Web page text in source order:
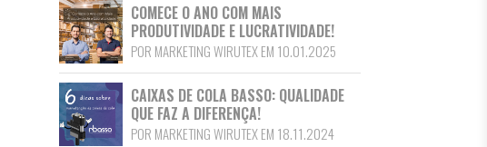
COMECE O ANO COM MAIS
PRODUTIVIDADE E LUCRATIVIDADE!
POR MARKETING WIRUTEX EM 10.01.2025
CAIXAS DE COLA BASSO: QUALIDADE
QUE FAZ A DIFERENÇA!
POR MARKETING WIRUTEX EM 18.11.2024